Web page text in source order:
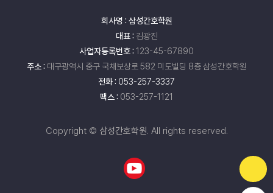
회사명 : 삼성간호학원
대표 : 김광진
사업자등록번호 : 123-45-67890
주소 : 대구광역시 중구 국채보상로 582 미도빌딩 8층 삼성간호학원
전화 : 053-257-3337
팩스 : 053-257-1121
Copyright © 삼성간호학원. All rights reserved.